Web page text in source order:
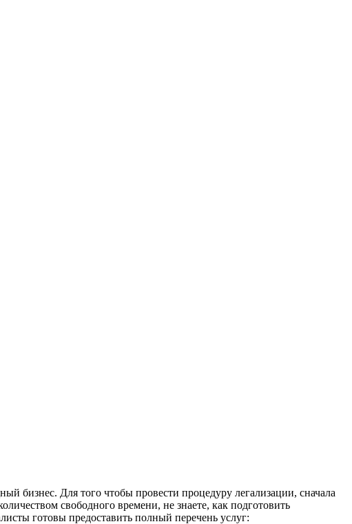
бизнес. Для того чтобы провести процедуру легализации, сначала
свободного времени, не знаете, как подготовить
готовы предоставить полный перечень услуг: